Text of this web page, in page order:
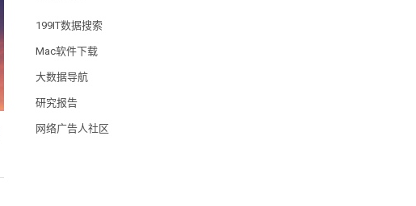
199IT数据搜索
Mac软件下载
大数据导航
研究报告
网络广告人社区